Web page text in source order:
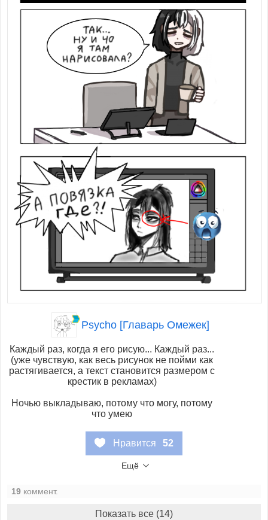
Psycho [Главарь Омежек]
Каждый раз, когда я его рисую... Каждый раз...
(уже чувствую, как весь рисунок не пойми как
растягивается, а текст становится размером с
крестик в рекламах)
Ночью выкладываю, потому что могу, потому
что умею
Нравится 52
Ещё
19 коммент.
Показать все (14)